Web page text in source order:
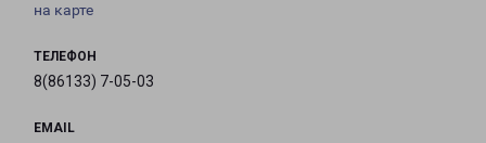
на карте
ТЕЛЕФОН
8(86133) 7-05-03
EMAIL